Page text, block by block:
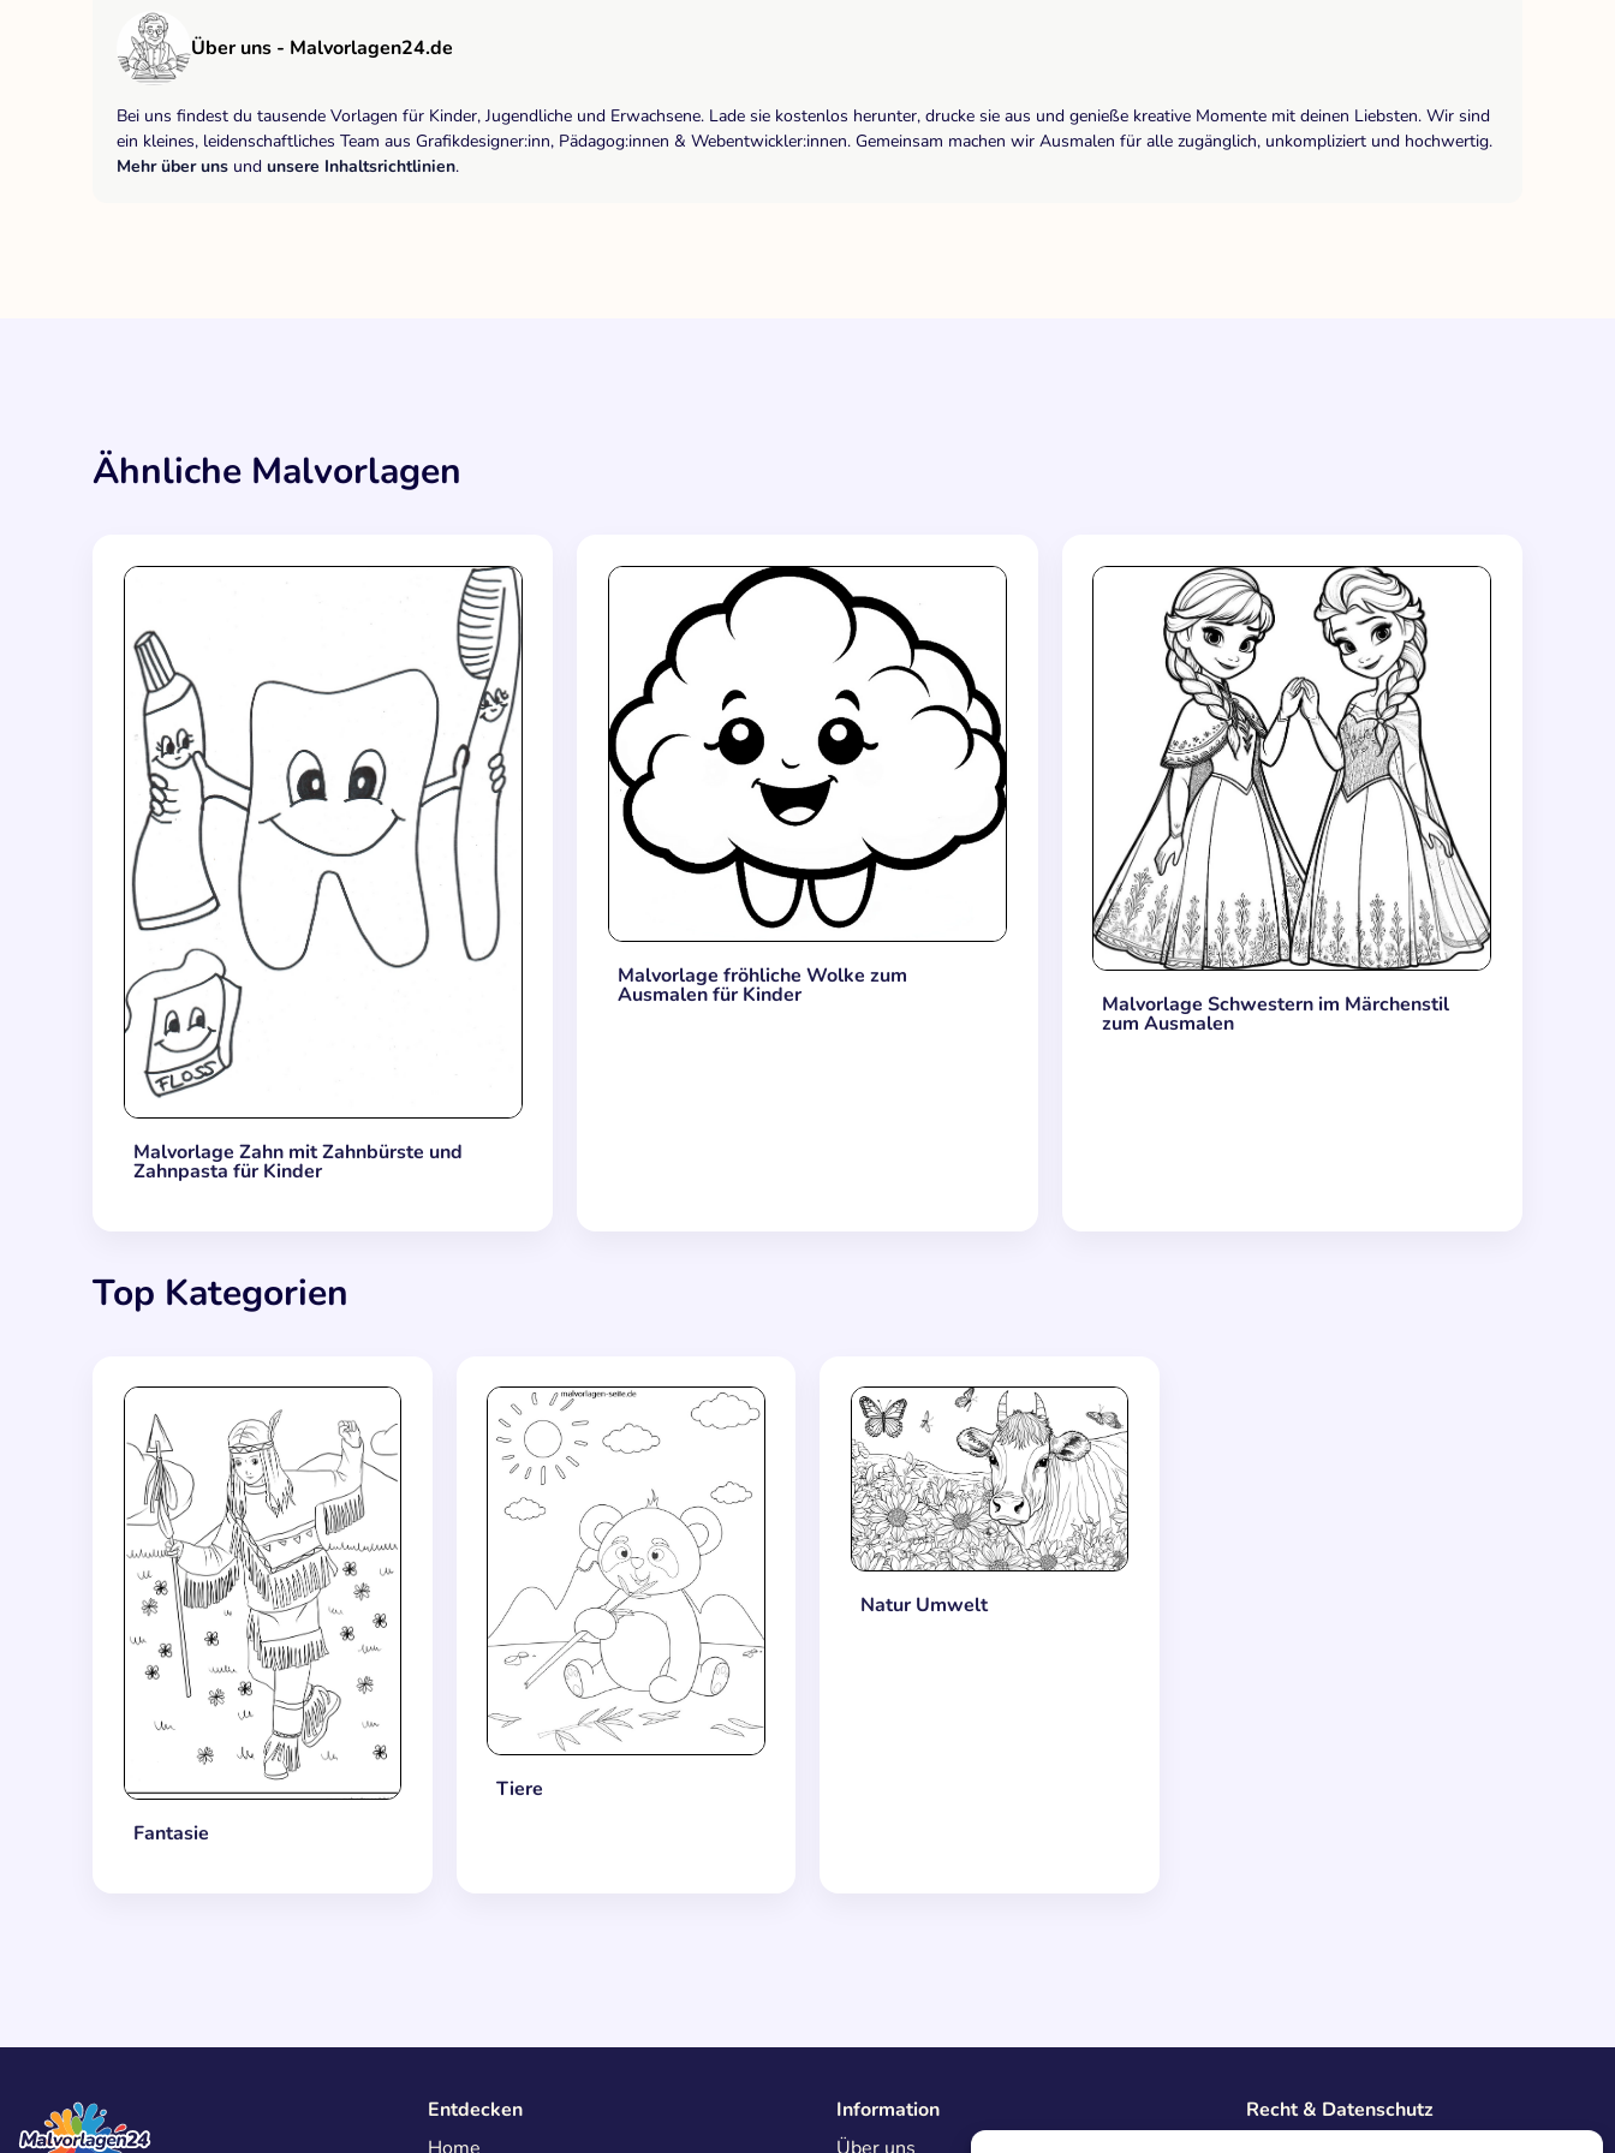
Über uns - Malvorlagen24.de
Bei uns findest du tausende Vorlagen für Kinder, Jugendliche und Erwachsene. Lade sie kostenlos herunter, drucke sie aus und genieße kreative Momente mit deinen Liebsten. Wir sind
ein kleines, leidenschaftliches Team aus Grafikdesigner:inn, Pädagog:innen & Webentwickler:innen. Gemeinsam machen wir Ausmalen für alle zugänglich, unkompliziert und hochwertig.
Mehr über uns und unsere Inhaltsrichtlinien.
Ähnliche Malvorlagen
Malvorlage Zahn mit Zahnbürste und
Zahnpasta für Kinder
Malvorlage fröhliche Wolke zum
Ausmalen für Kinder Malvorlage Schwestern im Märchenstil
zum Ausmalen
Top Kategorien
Fantasie
Tiere
Natur Umwelt
Entdecken
Information
Recht & Datenschutz